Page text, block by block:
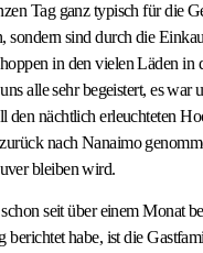
Tag ganz typisch für die
sondern sind durch die
in den vielen Läden
alle sehr begeistert, es
den nächtlich erleuchteten
nach Nanaimo
bleiben wird.
seit über einem Monat
berichtet habe, ist die